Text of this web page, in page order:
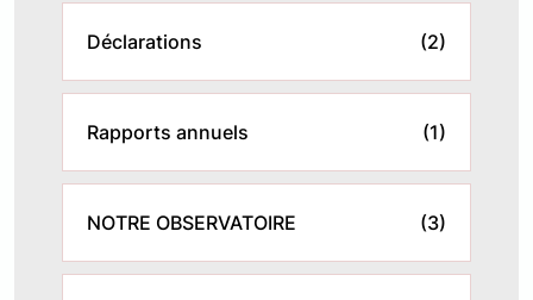
Déclarations (2)
Rapports annuels (1)
NOTRE OBSERVATOIRE (3)